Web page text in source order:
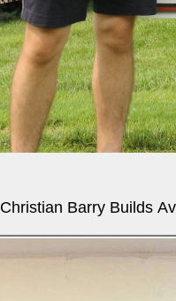
Christian Barry Builds